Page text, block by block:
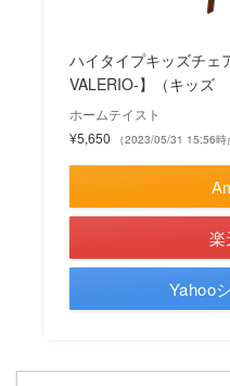
ハイタイプキッズチェ
VALERIO-】（キッ
ホームテイスト
¥5,650
（2023/05/31 15:56時
楽
Yahoo